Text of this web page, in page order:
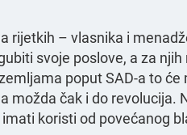
rijetkih – vlasnika i
svoje poslove, a za
poput SAD-a to
možda čak i do
koristi od povećanog